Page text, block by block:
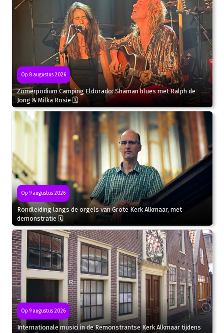
Op 8 augustus 2026
Zomerpodium Camping Eldorado: Shaman blues met Ralph de
Jong & Milka Rosie 🗓
Op 9 augustus 2026
Rondleiding langs de orgels van Grote Kerk Alkmaar, met
demonstratie 🗓
Op 9 augustus 2026
Internationale musici in de Remonstrantse Kerk Alkmaar tijdens